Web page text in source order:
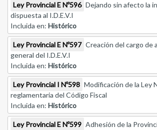
Ley Provincial E Nº596 Dejando sin afecto la
dispuesta al I.D.E.V.I
Incluida en: Histórico
Ley Provincial E Nº597 Creación del cargo de
general del I.D.E.V.I
Incluida en: Histórico
Ley Provincial I Nº598 Modificación de la Ley
reglamentaria del Código Fiscal
Incluida en: Histórico
Ley Provincial E Nº599 Adhesión de la